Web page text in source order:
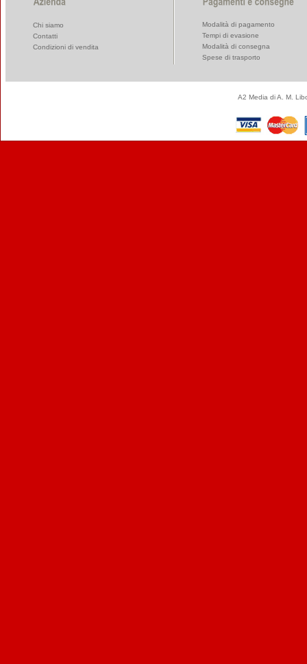
Chi siamo
Contatti
Condizioni di vendita
Modalità di pagamento
Tempi di evasione
Modalità di consegna
Spese di trasporto
A2 Media di A. M.